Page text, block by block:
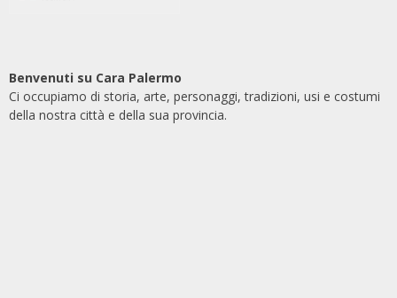
Benvenuti su Cara Palermo
Ci occupiamo di storia, arte, personaggi, tradizioni, usi e costumi
della nostra città e della sua provincia.